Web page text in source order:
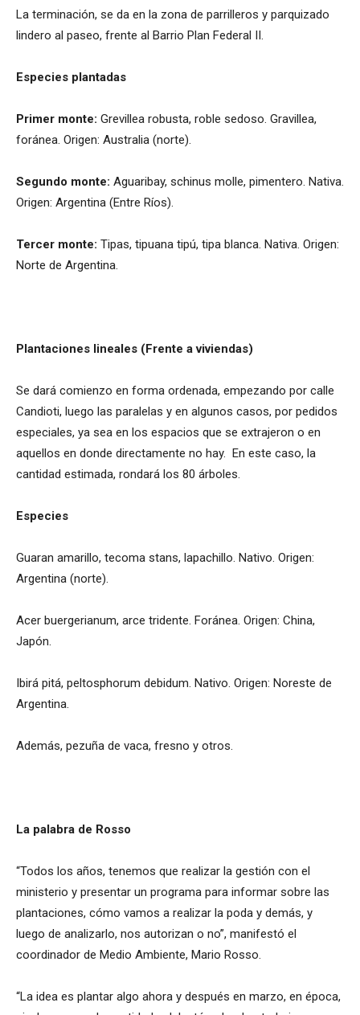
La terminación, se da en la zona de parrilleros y parquizado
lindero al paseo, frente al Barrio Plan Federal II.
Especies plantadas
Primer monte: Grevillea robusta, roble sedoso. Gravillea,
foránea. Origen: Australia (norte).
Segundo monte: Aguaribay, schinus molle, pimentero. Nativa.
Origen: Argentina (Entre Ríos).
Tercer monte: Tipas, tipuana tipú, tipa blanca. Nativa. Origen:
Norte de Argentina.
Plantaciones lineales (Frente a viviendas)
Se dará comienzo en forma ordenada, empezando por calle
Candioti, luego las paralelas y en algunos casos, por pedidos
especiales, ya sea en los espacios que se extrajeron o en
aquellos en donde directamente no hay. En este caso, la
cantidad estimada, rondará los 80 árboles.
Especies
Guaran amarillo, tecoma stans, lapachillo. Nativo. Origen:
Argentina (norte).
Acer buergerianum, arce tridente. Foránea. Origen: China,
Japón.
Ibirá pitá, peltosphorum debidum. Nativo. Origen: Noreste de
Argentina.
Además, pezuña de vaca, fresno y otros.
La palabra de Rosso
“Todos los años, tenemos que realizar la gestión con el
ministerio y presentar un programa para informar sobre las
plantaciones, cómo vamos a realizar la poda y demás, y
luego de analizarlo, nos autorizan o no”, manifestó el
coordinador de Medio Ambiente, Mario Rosso.
“La idea es plantar algo ahora y después en marzo, en época,